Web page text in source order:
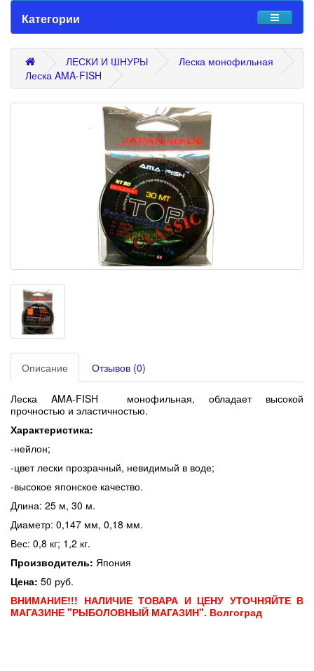
Категории
ЛЕСКИ И ШНУРЫ
Леска монофильная
Леска AMA-FISH
Описание Отзывов (0)
Леска AMA-FISH монофильная, обладает высокой
прочностью и эластичностью.
Характеристика:
-нейлон;
-цвет лески прозрачный, невидимый в воде;
-высокое японское качество.
Длина: 25 м, 30 м.
Диаметр: 0,147 мм, 0,18 мм.
Вес: 0,8 кг; 1,2 кг.
Производитель: Япония
Цена: 50 руб.
ВНИМАНИЕ!!! НАЛИЧИЕ ТОВАРА И ЦЕНУ УТОЧНЯЙТЕ В
МАГАЗИНЕ "РЫБОЛОВНЫЙ МАГАЗИН". Волгоград